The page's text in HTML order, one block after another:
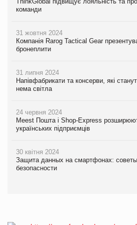
команди
31 жовтня 2024
Компанія Rarog Tactical Gear
бронеплити
31 липня 2024
Напівфабрикати та консерви, які
нема світла
24 червня 2024
Meest Пошта і Shop-Express
українських підприємців
30 квітня 2024
Защита данных на смартфонах:
безопасности